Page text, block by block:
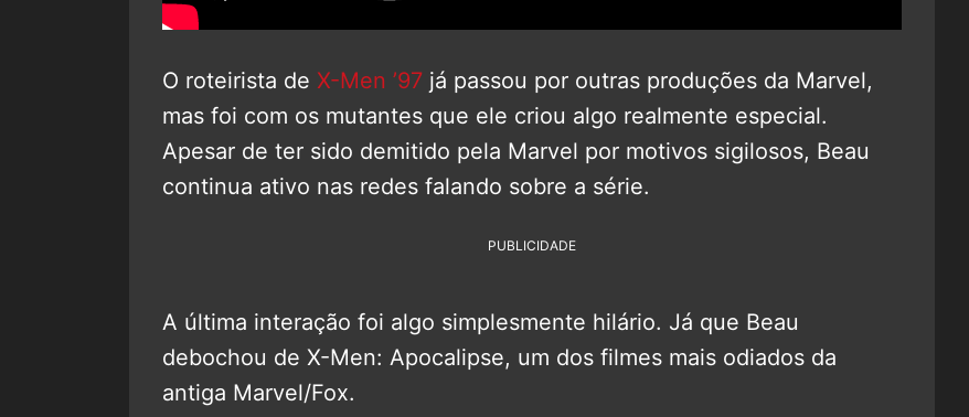
O roteirista de X-Men ’97 já passou por outras produções da Marvel,
mas foi com os mutantes que ele criou algo realmente especial.
Apesar de ter sido demitido pela Marvel por motivos sigilosos, Beau
continua ativo nas redes falando sobre a série.
PUBLICIDADE
A última interação foi algo simplesmente hilário. Já que Beau
debochou de X-Men: Apocalipse, um dos filmes mais odiados da
antiga Marvel/Fox.